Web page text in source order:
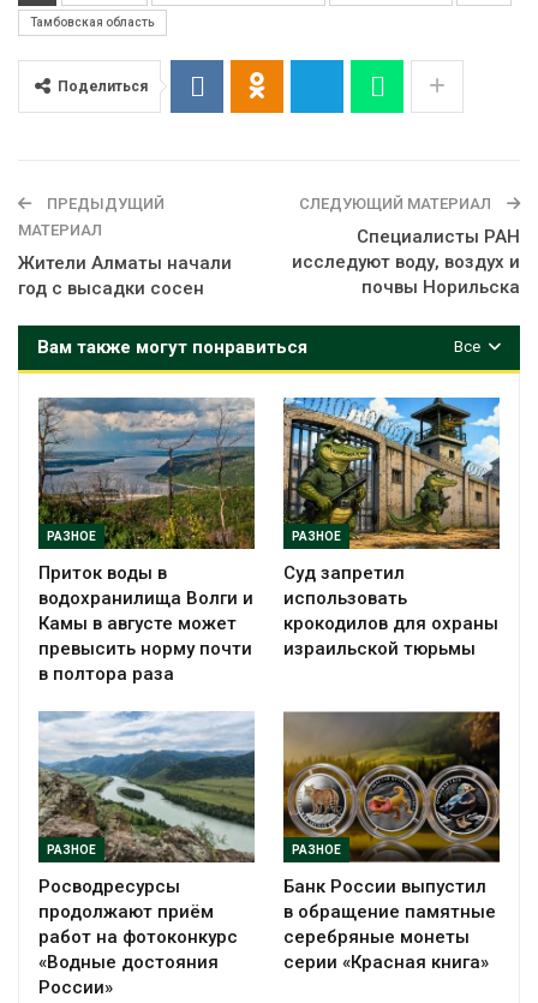
Тамбовская область
Поделиться
ПРЕДЫДУЩИЙ
МАТЕРИАЛ
Жители Алматы начали
год с высадки сосен
СЛЕДУЮЩИЙ МАТЕРИАЛ
Специалисты РАН
исследуют воду, воздух и
почвы Норильска
Все
Вам также могут понравиться
РАЗНОЕ
Приток воды в
водохранилища Волги и
Камы в августе может
превысить норму почти
в полтора раза
РАЗНОЕ
Суд запретил
использовать
крокодилов для охраны
израильской тюрьмы
РАЗНОЕ
Росводресурсы
продолжают приём
работ на фотоконкурс
«Водные достояния
России»
РАЗНОЕ
Банк России выпустил
в обращение памятные
серебряные монеты
серии «Красная книга»